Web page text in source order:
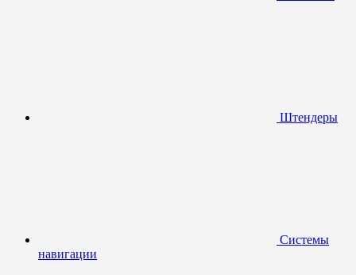
Штендеры
Системы
навигации